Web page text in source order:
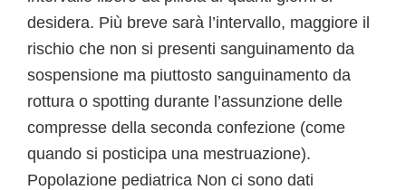
desidera. Più breve sarà l’intervallo, maggiore il
rischio che non si presenti sanguinamento da
sospensione ma piuttosto sanguinamento da
rottura o spotting durante l’assunzione delle
compresse della seconda confezione (come
quando si posticipa una mestruazione).
Popolazione pediatrica Non ci sono dati